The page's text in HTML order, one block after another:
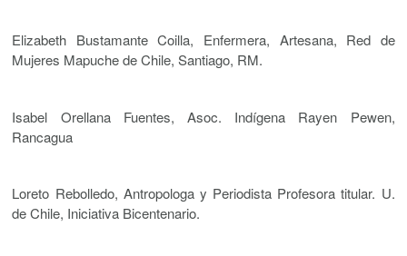
Elizabeth Bustamante Coilla, Enfermera, Artesana, Red de
Mujeres Mapuche de Chile, Santiago, RM.
Isabel Orellana Fuentes, Asoc. Indígena Rayen Pewen,
Rancagua
Loreto Rebolledo, Antropologa y Periodista Profesora titular. U.
de Chile, Iniciativa Bicentenario.